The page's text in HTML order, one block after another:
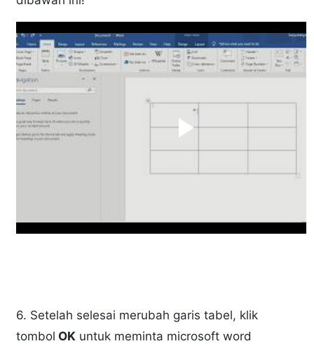
6. Setelah selesai merubah garis tabel, klik
tombol OK untuk meminta microsoft word